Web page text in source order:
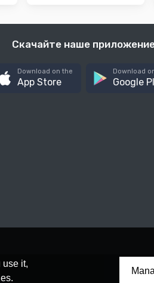
use it,
Скачайте наше
Download on the
App Store
Download
Google